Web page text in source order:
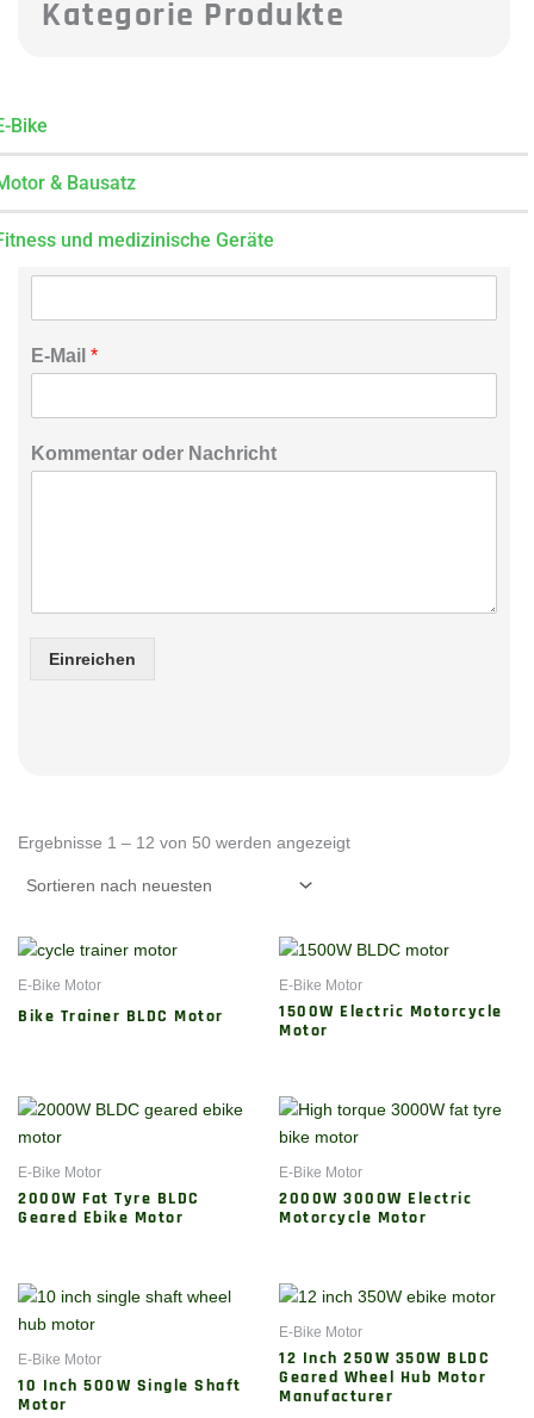
Kategorie Produkte
Bike
& Bausatz
und medizinische Geräte
Jetzt Anfragen
o
r
o
m
n
E-Mail *
Kommentar oder Nachricht
Einreichen
Ergebnisse 1 – 12 von 50 werden angezeigtneuesten
E-Bike Motor
Bike Trainer BLDC Motor
E-Bike Motor
1500W Electric Motorcycle
Motor
E-Bike Motor
2000W Fat Tyre BLDC
Geared Ebike Motor
E-Bike Motor
2000W 3000W Electric
Motorcycle Motor
E-Bike Motor
10 Inch 500W Single Shaft
Motor
E-Bike Motor
12 Inch 250W 350W BLDC
Geared Wheel Hub Motor
Manufacturer